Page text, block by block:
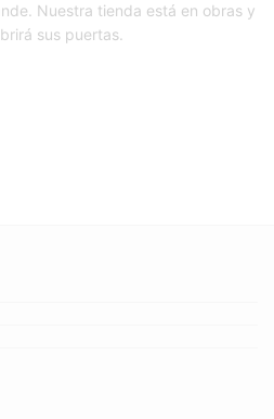
Nuestra tienda está en obras y
sus puertas.